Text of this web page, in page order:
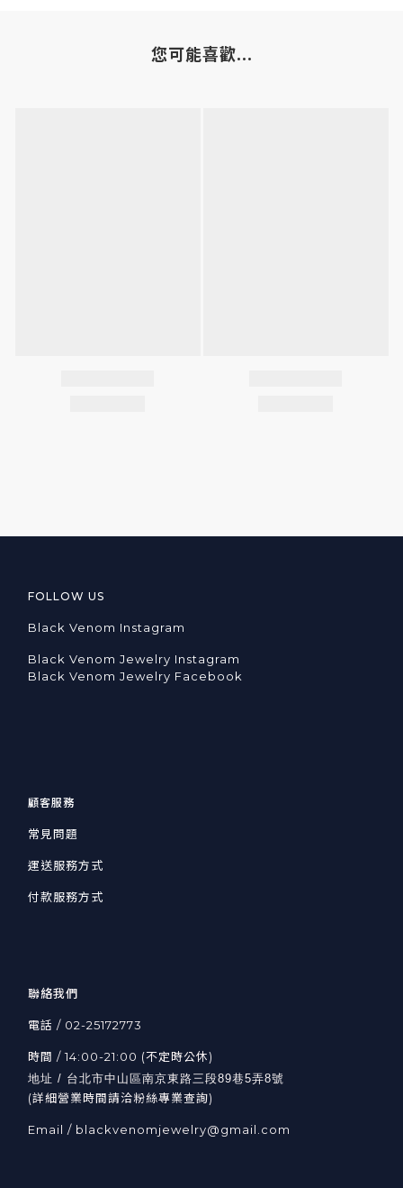
您可能喜歡...
FOLLOW US
Black Venom Instagram
Black Venom Jewelry Instagram
Black Venom Jewelry Facebook
顧客服務
常見問題
運送服務方式
付款服務方式
聯絡我們
電話 / 02-25172773
時間 / 14:00-21:00 (不定時公休)
地址 / 台北市中山區南京東路三段89巷5弄8號
(詳細營業時間請洽粉絲專業查詢)
Email / blackvenomjewelry@gmail.com